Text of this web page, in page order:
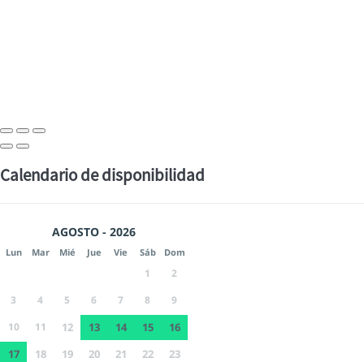
Calendario de disponibilidad
AGOSTO - 2026
Lun Mar Mié Jue Vie Sáb Dom
1
2
3
4 5 6 7 8
9
10
11 12 13 14 15
16
17
18 19 20 21 22
23